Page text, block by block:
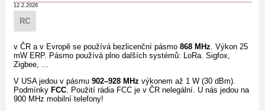
12.2.2026
RC
v ČR a v Evropě se používá bezlicenční pásmo 868 MHz. Výkon 25
mW ERP. Pásmo používá plno dalších systémů: LoRa. Sigfox,
Zigbee, ...
V USA jedou v pásmu 902–928 MHz výkonem až 1 W (30 dBm).
Podmínky FCC. Použití rádia FCC je v ČR nelegální. U nás jedou na
900 MHz mobilní telefony!